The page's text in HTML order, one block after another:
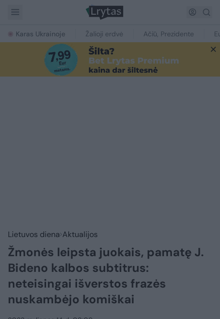
Karas Ukrainoje Žalioji erdvė Ačiū, Prezidente
Lietuvos diena Aktualijos
Žmonės leipsta juokais, pamatę J.
Bideno kalbos subtitrus:
neteisingai išverstos frazės
nuskambėjo komiškai